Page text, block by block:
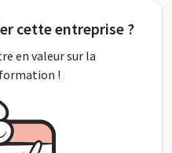
cette entreprise ?
en valeur sur la
!